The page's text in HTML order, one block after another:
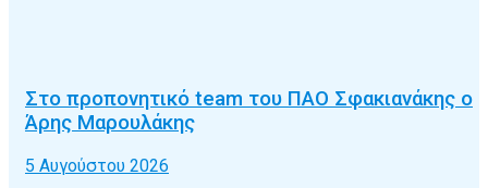
Στο προπονητικό team του ΠΑΟ Σφακιανάκης ο
Άρης Μαρουλάκης
5 Αυγούστου 2026